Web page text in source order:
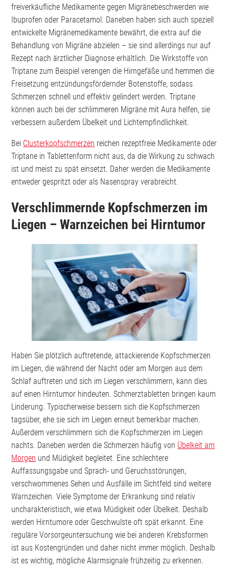
freiverkäufliche Medikamente gegen Migränebeschwerden wie
Ibuprofen oder Paracetamol. Daneben haben sich auch speziell
entwickelte Migränemedikamente bewährt, die extra auf die
Behandlung von Migräne abzielen – sie sind allerdings nur auf
Rezept nach ärztlicher Diagnose erhältlich. Die Wirkstoffe von
Triptane zum Beispiel verengen die Hirngefäße und hemmen die
Freisetzung entzündungsfördernder Botenstoffe, sodass
Schmerzen schnell und effektiv gelindert werden. Triptane
können auch bei der schlimmeren Migräne mit Aura helfen, sie
verbessern außerdem Übelkeit und Lichtempfindlichkeit.
Bei Clusterkopfschmerzen reichen rezeptfreie Medikamente oder
Triptane in Tablettenform nicht aus, da die Wirkung zu schwach
ist und meist zu spät einsetzt. Daher werden die Medikamente
entweder gespritzt oder als Nasenspray verabreicht.
Verschlimmernde Kopfschmerzen im
Liegen – Warnzeichen bei Hirntumor
Haben Sie plötzlich auftretende, attackierende Kopfschmerzen
im Liegen, die während der Nacht oder am Morgen aus dem
Schlaf auftreten und sich im Liegen verschlimmern, kann dies
auf einen Hirntumor hindeuten. Schmerztabletten bringen kaum
Linderung. Typischerweise bessern sich die Kopfschmerzen
tagsüber, ehe sie sich im Liegen erneut bemerkbar machen.
Außerdem verschlimmern sich die Kopfschmerzen im Liegen
nachts. Daneben werden die Schmerzen häufig von Übelkeit am
Morgen und Müdigkeit begleitet. Eine schlechtere
Auffassungsgabe und Sprach- und Geruchsstörungen,
verschwommenes Sehen und Ausfälle im Sichtfeld sind weitere
Warnzeichen. Viele Symptome der Erkrankung sind relativ
uncharakteristisch, wie etwa Müdigkeit oder Übelkeit. Deshalb
werden Hirntumore oder Geschwulste oft spät erkannt. Eine
reguläre Vorsorgeuntersuchung wie bei anderen Krebsformen
ist aus Kostengründen und daher nicht immer möglich. Deshalb
ist es wichtig, mögliche Alarmsignale frühzeitig zu erkennen.